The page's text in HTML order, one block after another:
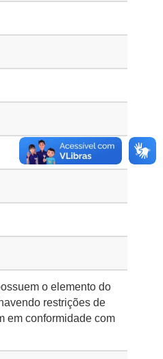
o elemento do
restrições de
em conformidade com